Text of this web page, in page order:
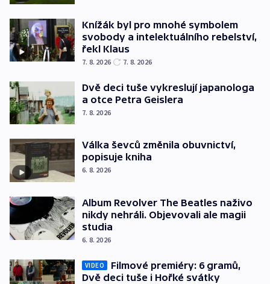
Knížák byl pro mnohé symbolem
svobody a intelektuálního rebelství,
řekl Klaus
7. 8. 2026 7. 8. 2026
Dvě deci tuše vykreslují japanologa
a otce Petra Geislera
7. 8. 2026
Válka ševců změnila obuvnictví,
popisuje kniha
6. 8. 2026
Album Revolver The Beatles naživo
nikdy nehráli. Objevovali ale magii
studia
6. 8. 2026
VIDEO
Filmové premiéry: 6 gramů,
Dvě deci tuše i Hořké svátky